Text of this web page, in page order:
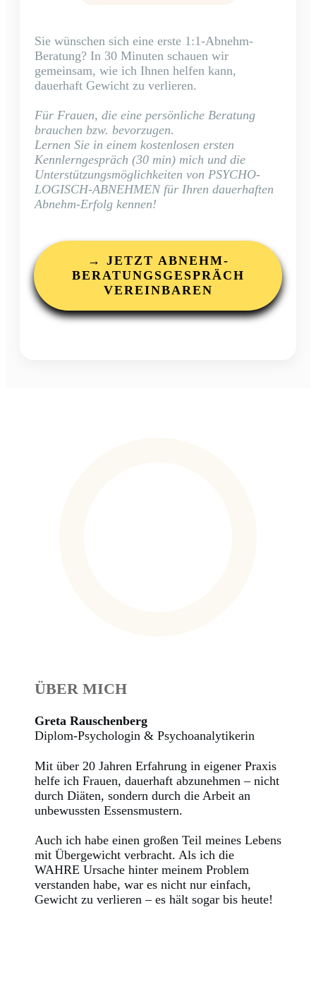
Sie wünschen sich eine erste 1:1-Abnehm-
Beratung? In 30 Minuten schauen wir
gemeinsam, wie ich Ihnen helfen kann,
dauerhaft Gewicht zu verlieren.
Für Frauen, die eine persönliche Beratung
brauchen bzw. bevorzugen.
Lernen Sie in einem kostenlosen ersten
Kennlerngespräch (30 min) mich und die
Unterstützungsmöglichkeiten von PSYCHO-
LOGISCH-ABNEHMEN für Ihren dauerhaften
Abnehm-Erfolg kennen!
→ JETZT ABNEHM-
BERATUNGSGESPRÄCH
VEREINBAREN
ÜBER MICH
Greta Rauschenberg
Diplom-Psychologin & Psychoanalytikerin
Mit über 20 Jahren Erfahrung in eigener Praxis
helfe ich Frauen, dauerhaft abzunehmen – nicht
durch Diäten, sondern durch die Arbeit an
unbewussten Essensmustern.
Auch ich habe einen großen Teil meines Lebens
mit Übergewicht verbracht. Als ich die
WAHRE Ursache hinter meinem Problem
verstanden habe, war es nicht nur einfach,
Gewicht zu verlieren – es hält sogar bis heute!